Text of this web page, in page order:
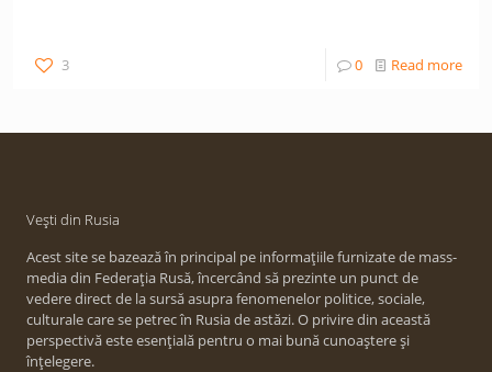
3 0 Read more
Vești din Rusia
Acest site se bazează în principal pe informațiile furnizate de mass-
media din Federația Rusă, încercând să prezinte un punct de
vedere direct de la sursă asupra fenomenelor politice, sociale,
culturale care se petrec în Rusia de astăzi. O privire din această
perspectivă este esențială pentru o mai bună cunoaștere și
înțelegere.